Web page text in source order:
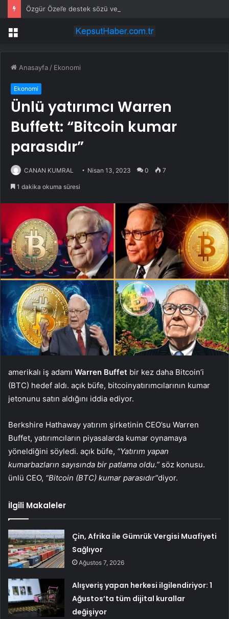
Menü
Anasayfa / Ekonomi
Ekonomi
Ünlü yatırımcı Warren
Buffett: “Bitcoin kumar
parasıdır”
CANAN KUMRAL Nisan 13, 2023 0 7
1 dakika okuma süresi
amerikalı iş adamı Warren Buffet bir kez daha Bitcoin’i
(BTC) hedef aldı. açık büfe, bitcoinyatırımcılarının kumar
jetonunu satın aldığını iddia ediyor.
Berkshire Hathaway yatırım şirketinin CEO’su Warren
Buffet, yatırımcıların piyasalarda kumar oynamaya
yöneldiğini söyledi. açık büfe, “Yatırım yapan
kumarbazların sayısında bir patlama oldu.” söz konusu.
ünlü CEO, “Bitcoin (BTC) kumar parasıdır”diyor.
İlgili Makaleler
Çin, Afrika ile Gümrük Vergisi Muafiyeti
Sağlıyor
Ağustos 7, 2026
Alışveriş yapan herkesi ilgilendiriyor: 1
Ağustos’ta tüm dijital kurallar
değişiyor